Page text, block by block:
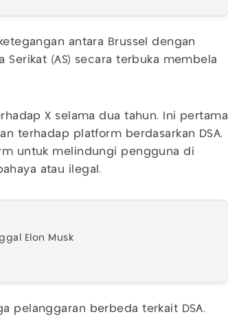
antara Brussel dengan
Serikat (AS) secara terbuka membela
X selama dua tahun. Ini pertama
terhadap platform berdasarkan DSA.
untuk melindungi pengguna di
atau ilegal.
Elon Musk
pelanggaran berbeda terkait DSA.